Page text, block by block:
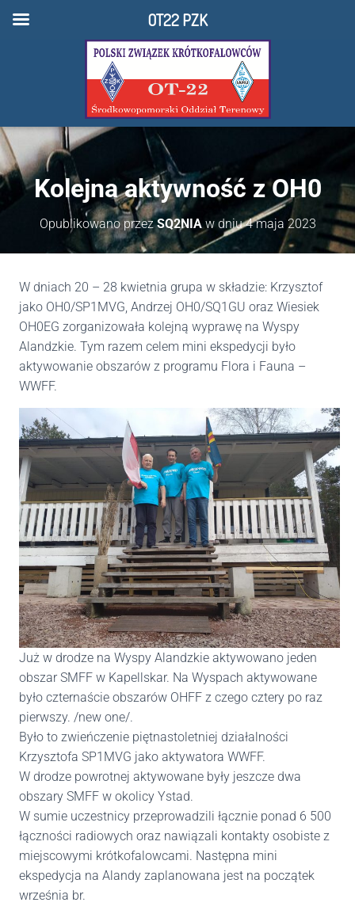
Kolejna aktywność z OH0
Opublikowano przezSQ2NIAw dniu4 maja 2023
W dniach 20 – 28 kwietnia grupa w składzie: Krzysztof
jako OH0/SP1MVG, Andrzej OH0/SQ1GU oraz Wiesiek
OH0EG zorganizowała kolejną wyprawę na Wyspy
Alandzkie. Tym razem celem mini ekspedycji było
aktywowanie obszarów z programu Flora i Fauna –
WWFF.
Już w drodze na Wyspy Alandzkie aktywowano jeden
obszar SMFF w Kapellskar. Na Wyspach aktywowane
było czternaście obszarów OHFF z czego cztery po raz
pierwszy. /new one/.
Było to zwieńczenie piętnastoletniej działalności
Krzysztofa SP1MVG jako aktywatora WWFF.
W drodze powrotnej aktywowane były jeszcze dwa
obszary SMFF w okolicy Ystad.
W sumie uczestnicy przeprowadzili łącznie ponad 6 500
łączności radiowych oraz nawiązali kontakty osobiste z
miejscowymi krótkofalowcami. Następna mini
ekspedycja na Alandy zaplanowana jest na początek
września br.
OT22 PZK